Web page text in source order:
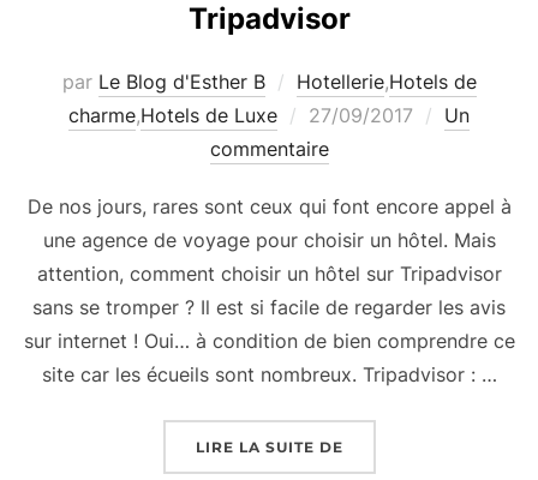
Tripadvisor
par Le Blog d'Esther B Hotellerie,Hotels de
charme,Hotels de Luxe
Publié
le
27/09/2017
Un
commentaire
De nos jours, rares sont ceux qui font encore appel à
une agence de voyage pour choisir un hôtel. Mais
attention, comment choisir un hôtel sur Tripadvisor
sans se tromper ? Il est si facile de regarder les avis
sur internet ! Oui… à condition de bien comprendre ce
site car les écueils sont nombreux. Tripadvisor : …
LIRE LA SUITE DE« COMMENT CHOISIR